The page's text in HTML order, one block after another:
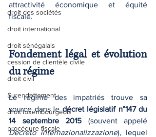
droit des sociétés
droit international
droit sénégalais
cession de clientèle civile
droit civil
Surendettement
droit luxembourgeois
procédure fiscale
attractivité économique et équité
fiscale.
Fondement légal et évolution
du régime
Le régime des impatriés trouve sa
source dans le décret législatif n°147 du
14 septembre 2015
Decreto internazionalizzazione), lequel